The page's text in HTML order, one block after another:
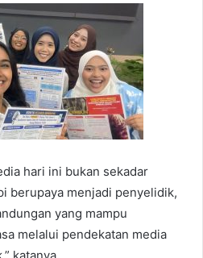
hari ini bukan sekadar
berupaya menjadi penyelidik,
yang mampu
melalui pendekatan media
katanya.